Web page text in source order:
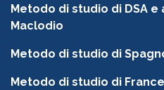
Metodo di studio di DSA e
Maclodio
Metodo di studio di
Metodo di studio di